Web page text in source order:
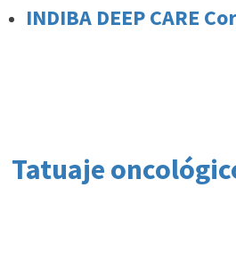
INDIBA DEEP CARE
Tatuaje